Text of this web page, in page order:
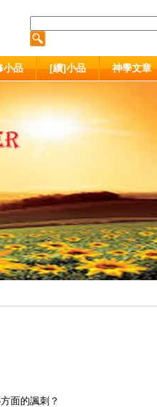
小品 [續]小品 神學文章
面的諷刺？